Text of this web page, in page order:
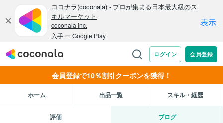
会員登録で10％割引クーポンを獲得！
ホーム 出品一覧 スキル・経歴
評価 ブログ